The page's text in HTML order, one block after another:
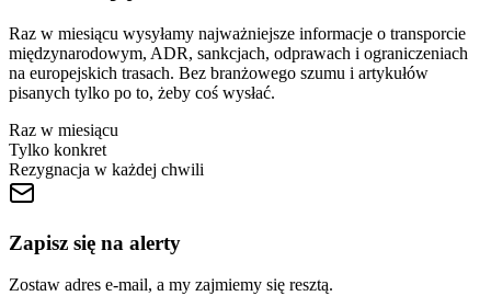
Raz w miesiącu wysyłamy najważniejsze informacje o transporcie
międzynarodowym, ADR, sankcjach, odprawach i ograniczeniach
na europejskich trasach. Bez branżowego szumu i artykułów
pisanych tylko po to, żeby coś wysłać.
Raz w miesiącu
Tylko konkret
Rezygnacja w każdej chwili
Zapisz się na alerty
Zostaw adres e-mail, a my zajmiemy się resztą.